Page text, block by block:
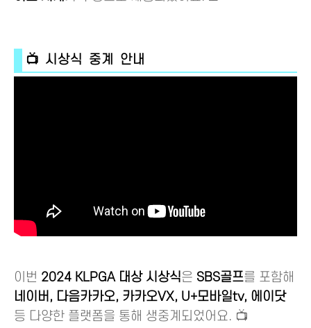
📺 시상식 중계 안내
이번 2024 KLPGA 대상 시상식은 SBS골프를 포함해
네이버, 다음카카오, 카카오VX, U+모바일tv, 에이닷
등 다양한 플랫폼을 통해 생중계되었어요. 📺